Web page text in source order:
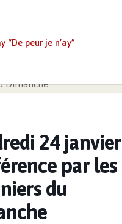
Dimanche
24
par les
du